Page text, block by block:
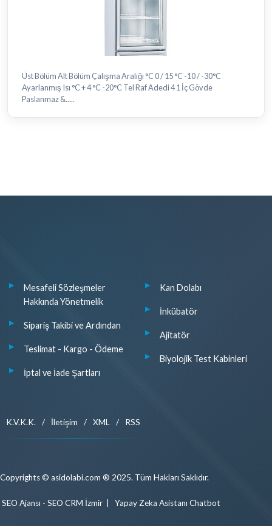
Üst Bölüm Alt Bölüm Çalışma Aralığı °C 0 / 15 °C -10 / -30°C
Ayarlanmış Isı °C + 4 °C -20°C Tel Raf Adedi 4 1 İç Gövde
Paslanmaz &.....
Mesafeli Sözleşmeler
Hakkında Yönetmelik
Sipariş Takibi ve Ardından
Teslimat - Kargo - Ödeme
İptal ve İade Şartları
Kan Dolabı
İnkübatör
Ajitatör
Biyolojik Test Kabinleri
K.V.K.K. / İletişim / XML / RSS
Copyrights © asidolabi.com ® 2025. Tüm Hakları Saklıdır.
SEO Ajansı - SEO CRM İzmir Yapay Zeka Asistanı Chatbot